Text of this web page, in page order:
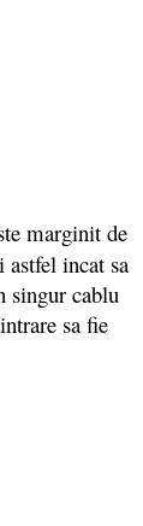
marginit de
incat sa
singur cablu
sa fie